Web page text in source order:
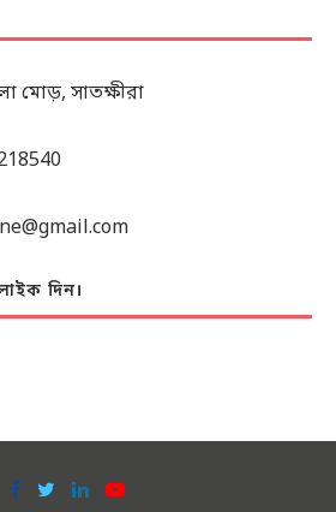
মোড়, সাতক্ষীরা
দিন।